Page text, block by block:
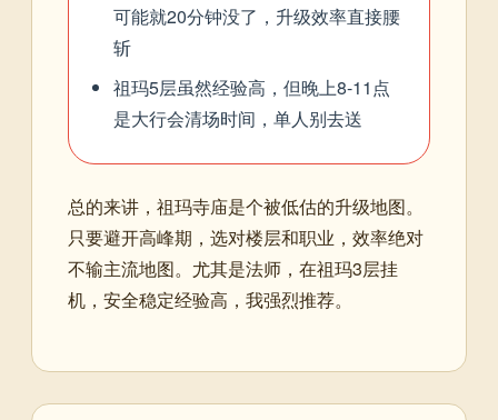
可能就20分钟没了，升级效率直接腰
斩
祖玛5层虽然经验高，但晚上8-11点
是大行会清场时间，单人别去送
总的来讲，祖玛寺庙是个被低估的升级地图。
只要避开高峰期，选对楼层和职业，效率绝对
不输主流地图。尤其是法师，在祖玛3层挂
机，安全稳定经验高，我强烈推荐。